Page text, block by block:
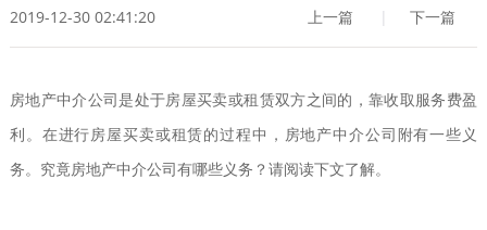
2019-12-30 02:41:20 上一篇 | 下一篇
房地产中介公司是处于房屋买卖或租赁双方之间的，靠收取服务费盈
利。在进行房屋买卖或租赁的过程中，房地产中介公司附有一些义
务。究竟房地产中介公司有哪些义务？请阅读下文了解。